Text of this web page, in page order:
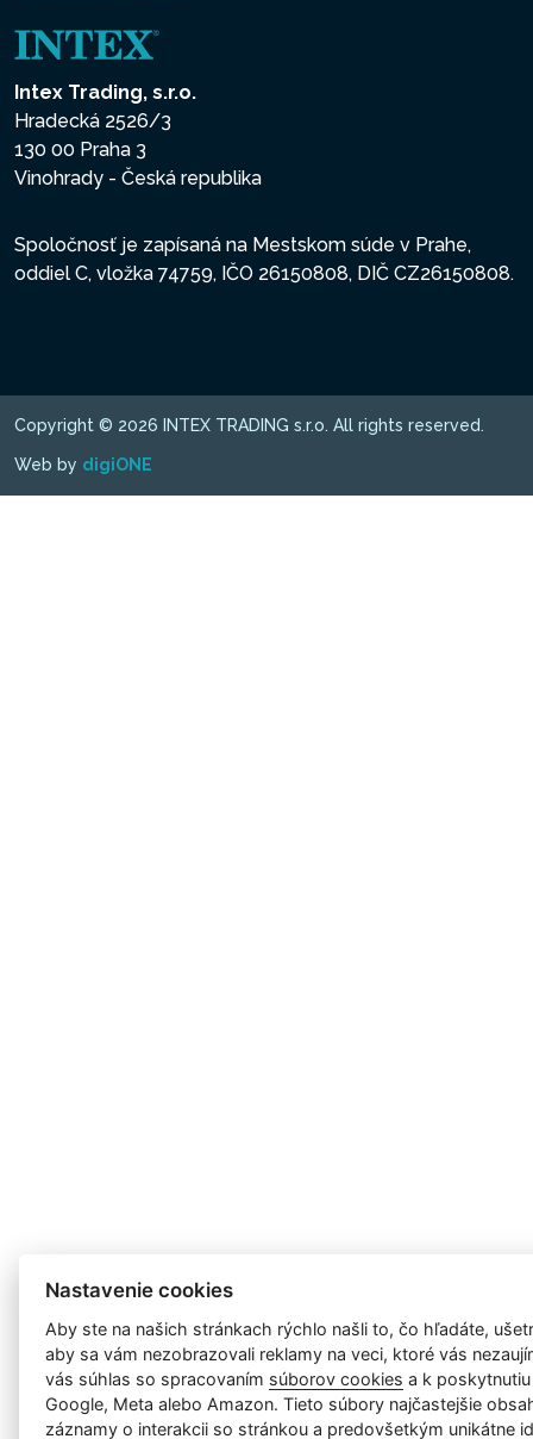
Intex Trading, s.r.o.
Hradecká 2526/3
130 00 Praha 3
Vinohrady - Česká republika
Spoločnosť je zapísaná na Mestskom súde v Prahe,
oddiel C, vložka 74759, IČO 26150808, DIČ CZ26150808.
Copyright © 2026 INTEX TRADING s.r.o. All rights reserved.
Web by digiONE
Nastavenie cookies
Aby ste na našich stránkach rýchlo našli to, čo hľadáte,
aby sa vám nezobrazovali reklamy na veci, ktoré vás
vás súhlas so spracovaním súborov cookies a k
Google, Meta alebo Amazon. Tieto súbory najčastejšie
záznamy o interakcii so stránkou a predovšetkým unikátne